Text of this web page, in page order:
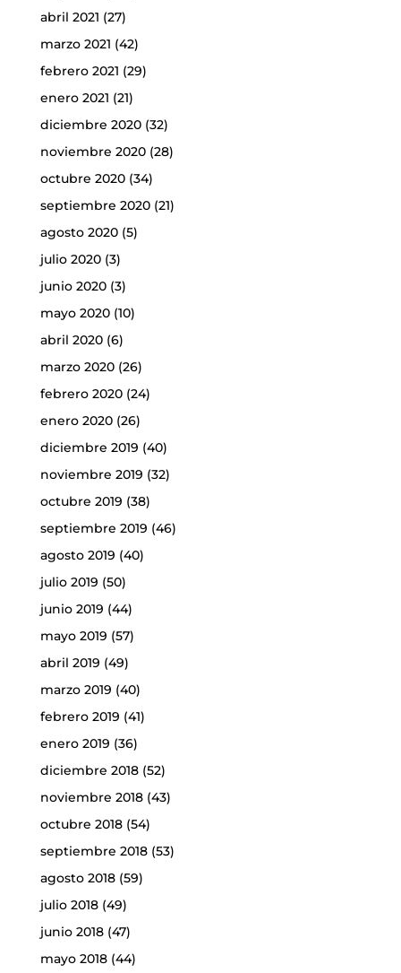
abril 2021 (27)
marzo 2021 (42)
febrero 2021 (29)
enero 2021 (21)
diciembre 2020(32)
noviembre 2020(28)
octubre 2020(34)
septiembre 2020(21)
agosto 2020(5)
julio 2020(3)
junio 2020(3)
mayo 2020(10)
abril 2020(6)
marzo 2020(26)
febrero 2020(24)
enero 2020(26)
diciembre 2019 (40)
noviembre 2019 (32)
octubre 2019 (38)
septiembre 2019 (46)
agosto 2019 (40)
julio 2019 (50)
junio 2019 (44)
mayo 2019 (57)
abril 2019 (49)
marzo 2019 (40)
febrero 2019 (41)
enero 2019 (36)
diciembre 2018(52)
noviembre 2018(43)
octubre 2018(54)
septiembre 2018(53)
agosto 2018(59)
julio 2018(49)
junio 2018(47)
mayo 2018(44)